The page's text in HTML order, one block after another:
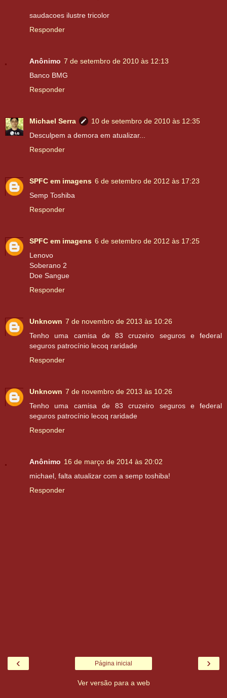
saudacoes ilustre tricolor
Responder
Anônimo 7 de setembro de 2010 às 12:13
Banco BMG
Responder
Michael Serra
10 de setembro de 2010 às 12:35
Desculpem a demora em atualizar...
Responder
SPFC em imagens 6 de setembro de 2012 às 17:23
Semp Toshiba
Responder
SPFC em imagens 6 de setembro de 2012 às 17:25
Lenovo
Soberano 2
Doe Sangue
Responder
Unknown 7 de novembro de 2013 às 10:26
Tenho uma camisa de 83 cruzeiro seguros e federal
seguros patrocínio lecoq raridade
Responder
Unknown 7 de novembro de 2013 às 10:26
Tenho uma camisa de 83 cruzeiro seguros e federal
seguros patrocínio lecoq raridade
Responder
Anônimo 16 de março de 2014 às 20:02
michael, falta atualizar com a semp toshiba!
Responder
‹ ›
Página inicial
Ver versão para a web